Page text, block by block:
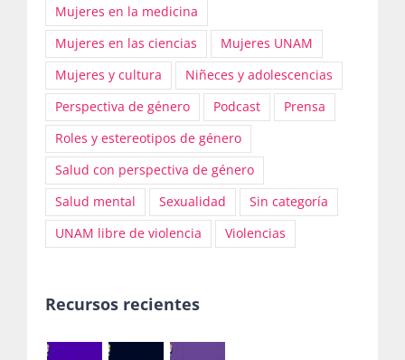
Mujeres en la medicina
Mujeres en las ciencias
Mujeres UNAM
Mujeres y cultura
Niñeces y adolescencias
Perspectiva de género
Podcast
Prensa
Roles y estereotipos de género
Salud con perspectiva de género
Salud mental
Sexualidad
Sin categoría
UNAM libre de violencia
Violencias
Recursos recientes